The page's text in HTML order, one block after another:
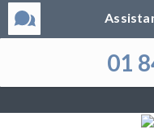
01